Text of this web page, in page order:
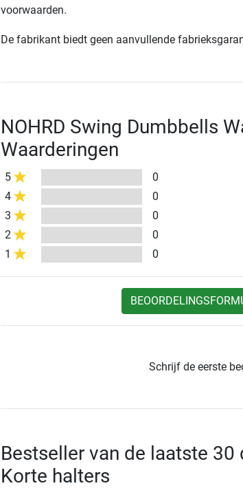
voorwaarden.
De fabrikant biedt geen aanvullende
NOHRD Swing Dumbbells
Waarderingen
5
0
4
0
3
0
2
0
1
0
Schrijf de eerste
Bestseller van de laatste
Korte halters